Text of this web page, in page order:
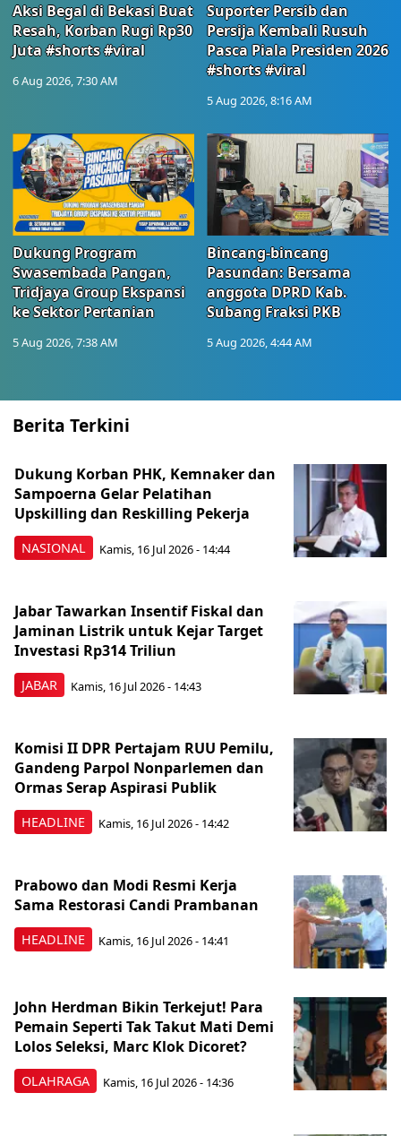
Aksi Begal di Bekasi Buat
Resah, Korban Rugi Rp30
Juta #shorts #viral
6 Aug 2026, 7:30 AM
Suporter Persib dan
Persija Kembali Rusuh
Pasca Piala Presiden 2026
#shorts #viral
5 Aug 2026, 8:16 AM
Dukung Program
Swasembada Pangan,
Tridjaya Group Ekspansi
ke Sektor Pertanian
5 Aug 2026, 7:38 AM
Bincang-bincang
Pasundan: Bersama
anggota DPRD Kab.
Subang Fraksi PKB
5 Aug 2026, 4:44 AM
Berita Terkini
NASIONAL
Dukung Korban PHK, Kemnaker dan
Sampoerna Gelar Pelatihan
Upskilling dan Reskilling Pekerja
Kamis, 16 Jul 2026 - 14:44
JABAR
Jabar Tawarkan Insentif Fiskal dan
Jaminan Listrik untuk Kejar Target
Investasi Rp314 Triliun
Kamis, 16 Jul 2026 - 14:43
HEADLINE
Komisi II DPR Pertajam RUU Pemilu,
Gandeng Parpol Nonparlemen dan
Ormas Serap Aspirasi Publik
Kamis, 16 Jul 2026 - 14:42
HEADLINE
Prabowo dan Modi Resmi Kerja
Sama Restorasi Candi Prambanan
Kamis, 16 Jul 2026 - 14:41
OLAHRAGA
John Herdman Bikin Terkejut! Para
Pemain Seperti Tak Takut Mati Demi
Lolos Seleksi, Marc Klok Dicoret?
Kamis, 16 Jul 2026 - 14:36